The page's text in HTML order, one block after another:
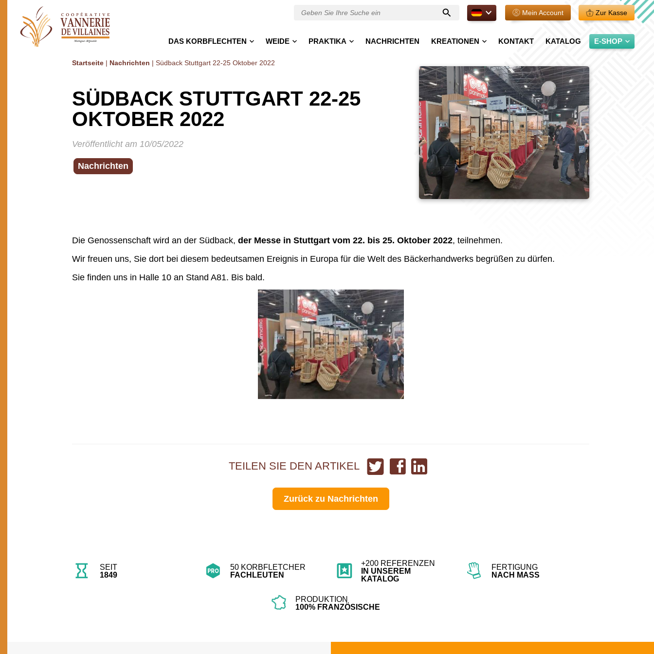
Geben
Suche
DE. Mein Account Zur Kasse
DAS KORBFLECHTEN WEIDE PRAKTIKA NACHRICHTEN KREATIONEN KONTAKT KATALOG E-SHOP
Startseite| Nachrichten | Südback Stuttgart 22-25 Oktober 2022
SÜDBACK STUTTGART 22-25
OKTOBER 2022
Veröffentlicht am 10/05/2022
Nachrichten
Die Genossenschaft wird an der Südback, der Messe in Stuttgart vom 22. bis 25. Oktober 2022, teilnehmen.
Wir freuen uns, Sie dort bei diesem bedeutsamen Ereignis in Europa für die Welt des Bäckerhandwerks begrüßen zu dürfen.
Sie finden uns in Halle 10 an Stand A81. Bis bald.
TEILEN SIE DEN ARTIKEL
Auf
Twitter
teilen
Auf
Facebook
Auf
LinkedIn
Zurück zu Nachrichten
SEIT
1849
50 KORBFLETCHER
FACHLEUTEN
+200 REFERENZEN
IN UNSEREM
KATALOG
FERTIGUNG
NACH MASS
PRODUKTION
100% FRANZÖSISCHE